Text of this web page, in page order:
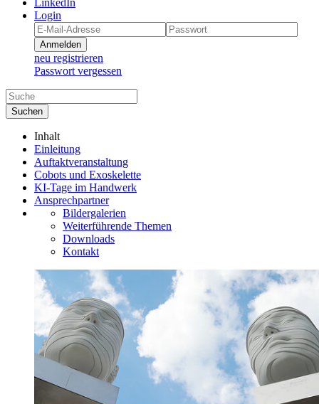
LinkedIn
Login
Anmelden
neu registrieren
Passwort vergessen
Suchen
Inhalt
Einleitung
Auftaktveranstaltung
Cobots und Exoskelette
KI-Tage im Handwerk
Ansprechpartner
Bildergalerien
Weiterführende Themen
Downloads
Kontakt